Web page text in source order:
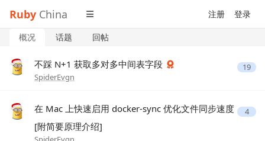
Ruby China 注册 登录
概况 话题 回帖
不踩 N+1 获取多对多中间表字段
SpiderEvgn
19
在 Mac 上快速启用 docker-sync 优化文件同步速度
[附简要原理介绍]
4